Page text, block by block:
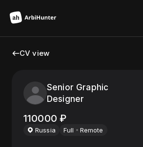
CV view
Senior Graphic
Designer
110000 ₽
Russia Full Remote